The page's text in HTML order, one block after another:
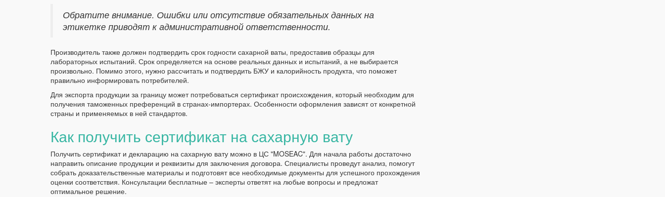
Обратите внимание. Ошибки или отсутствие обязательных данных на
этикетке приводят к административной ответственности.
Производитель также должен подтвердить срок годности сахарной ваты, предоставив образцы для
лабораторных испытаний. Срок определяется на основе реальных данных и испытаний, а не выбирается
произвольно. Помимо этого, нужно рассчитать и подтвердить БЖУ и калорийность продукта, что поможет
правильно информировать потребителей.
Для экспорта продукции за границу может потребоваться сертификат происхождения, который необходим для
получения таможенных преференций в странах-импортерах. Особенности оформления зависят от конкретной
страны и применяемых в ней стандартов.
Как получить сертификат на сахарную вату
Получить сертификат и декларацию на сахарную вату можно в ЦС "MOSEAC". Для начала работы достаточно
направить описание продукции и реквизиты для заключения договора. Специалисты проведут анализ, помогут
собрать доказательственные материалы и подготовят все необходимые документы для успешного прохождения
оценки соответствия. Консультации бесплатные – эксперты ответят на любые вопросы и предложат
оптимальное решение.